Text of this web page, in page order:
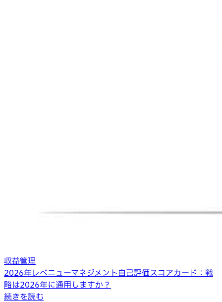
収益管理
2026年レベニューマネジメント自己評価スコアカード：戦
略は2026年に通用しますか？
続きを読む